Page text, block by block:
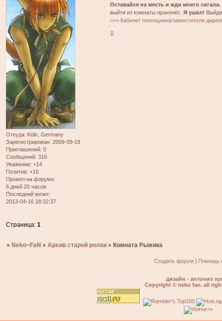
Откуда: Köln, Germany
Зарегистрирован: 2009-09-19
Приглашений: 0
Сообщений: 315
Уважение: +14
Позитив: +16
Провел на форуме:
6 дней 20 часов
Последний визит:
2013-04-16 18:32:37
Оставайся на месть и жди моего сигала.
выйти из комнаты произнёс.Я ушёл!
>>> Кабинет помощника/заместителя
0
Страница:1
» Neko~FaN »Архив старой ролки » Комната Рыжика
Создать форум | Помощь
дизайн - антонио
Copyright © neko fan. all
>